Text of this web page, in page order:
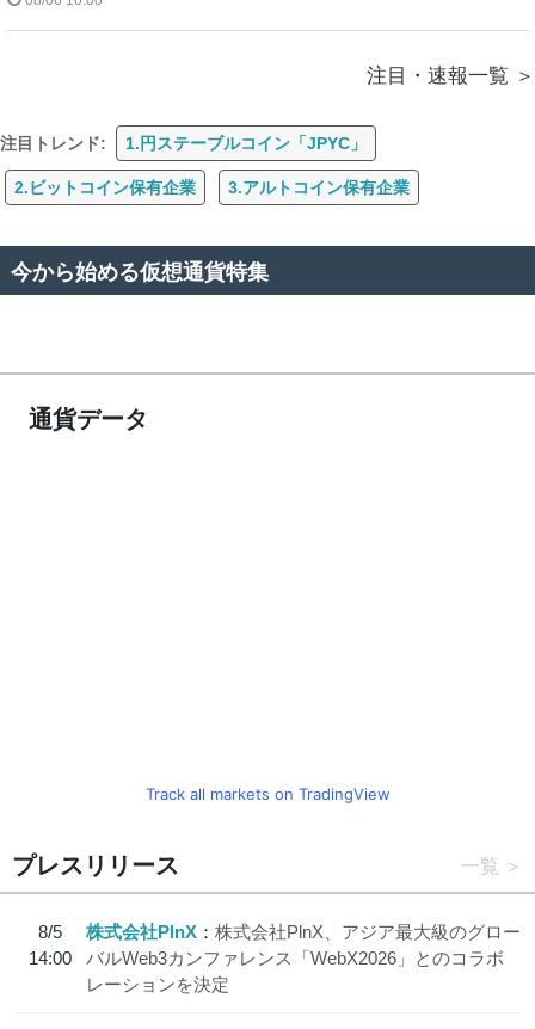
注目・速報一覧
注目トレンド: 1.円ステーブルコイン「JPYC」
2.ビットコイン保有企業 3.アルトコイン保有企業
今から始める仮想通貨特集
通貨データ
Track all markets on TradingView
プレスリリース 一覧
8/5
14:00
株式会社PlnX
株式会社PlnX、アジア最大級のグロー
バルWeb3カンファレンス「WebX2026」とのコラボ
レーションを決定